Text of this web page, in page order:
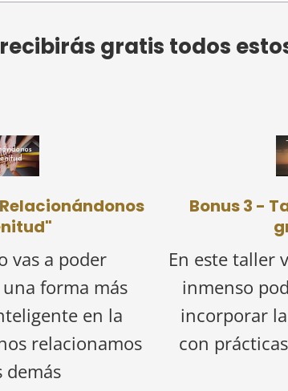
gratis todos
vas a poder
forma más
en la
relacionamos
demás
Bonus 3 -
En este taller
inmenso
incorporar
con